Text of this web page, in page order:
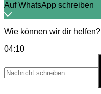
Auf WhatsApp schreiben
Wie können wir dir helfen?
04:10
Message